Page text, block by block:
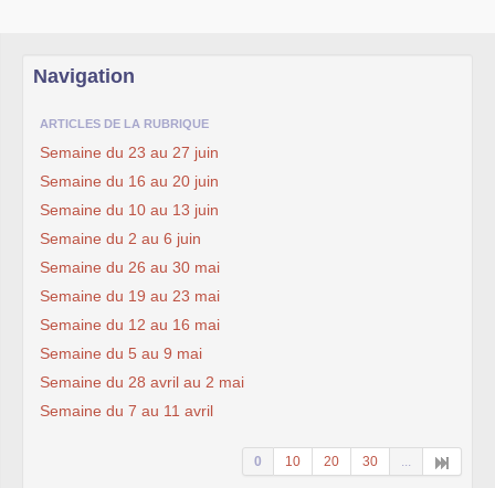
Navigation
ARTICLES DE LA RUBRIQUE
Semaine du 23 au 27 juin
Semaine du 16 au 20 juin
Semaine du 10 au 13 juin
Semaine du 2 au 6 juin
Semaine du 26 au 30 mai
Semaine du 19 au 23 mai
Semaine du 12 au 16 mai
Semaine du 5 au 9 mai
Semaine du 28 avril au 2 mai
Semaine du 7 au 11 avril
0 10 20 30 ...